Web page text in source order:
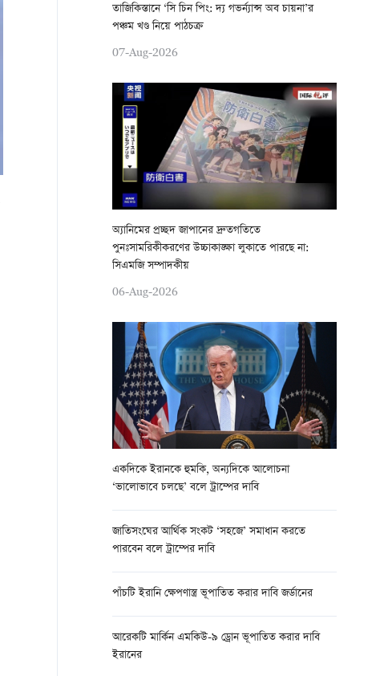
তাজিকিস্তানে ‘সি চিন পিং: দ্য গভর্ন্যান্স অব চায়না’র
পঞ্চম খণ্ড নিয়ে পাঠচক্র
07-Aug-2026
অ্যানিমের প্রচ্ছদ জাপানের দ্রুতগতিতে
পুনঃসামরিকীকরণের উচ্চাকাঙ্ক্ষা লুকাতে পারছে না:
সিএমজি সম্পাদকীয়
06-Aug-2026
একদিকে ইরানকে হুমকি, অন্যদিকে আলোচনা
‘ভালোভাবে চলছে’ বলে ট্রাম্পের দাবি
জাতিসংঘের আর্থিক সংকট ‘সহজে’ সমাধান করতে
পারবেন বলে ট্রাম্পের দাবি
পাঁচটি ইরানি ক্ষেপণাস্ত্র ভূপাতিত করার দাবি জর্ডানের
আরেকটি মার্কিন এমকিউ-৯ ড্রোন ভূপাতিত করার দাবি
ইরানের